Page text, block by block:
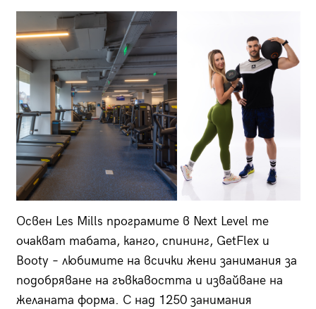
Освен Les Mills програмите в Next Level те
очакват табата, канго, спининг, GetFlex и
Booty – любимите на всички жени занимания за
подобряване на гъвкавостта и извайване на
желаната форма. С над 1250 занимания